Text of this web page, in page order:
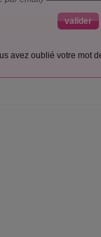
avez oublié votre mot